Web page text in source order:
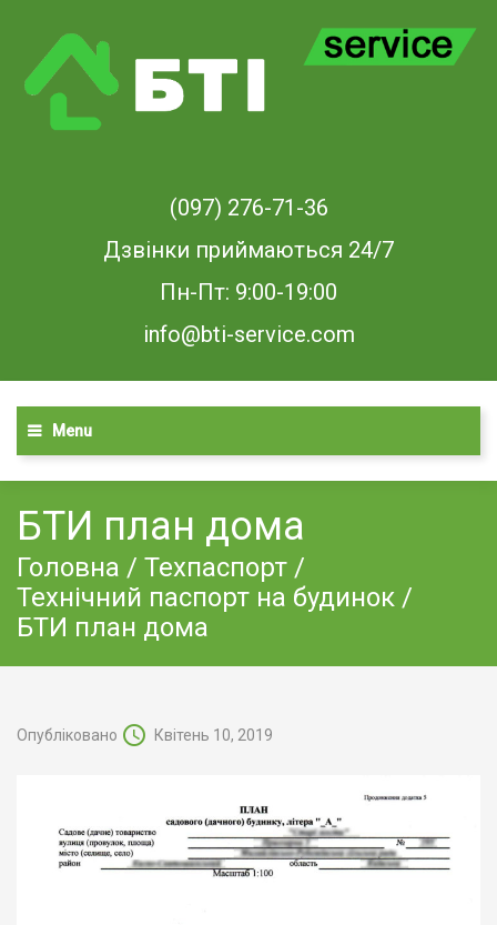
(097) 276-71-36
Дзвінки приймаються 24/7
Пн-Пт: 9:00-19:00
info@bti-service.com
Menu
БТИ план дома
Головна / Техпаспорт /
Технічний паспорт на будинок /
БТИ план дома
Опубліковано Квітень 10, 2019